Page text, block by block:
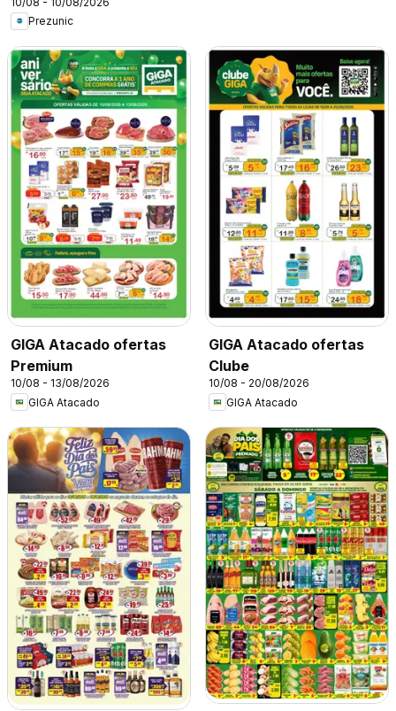
Prezunic
GIGA Atacado ofertas
Premium
10/08 - 13/08/2026
GIGA Atacado
GIGA Atacado ofertas
Clube
10/08 - 20/08/2026
GIGA Atacado